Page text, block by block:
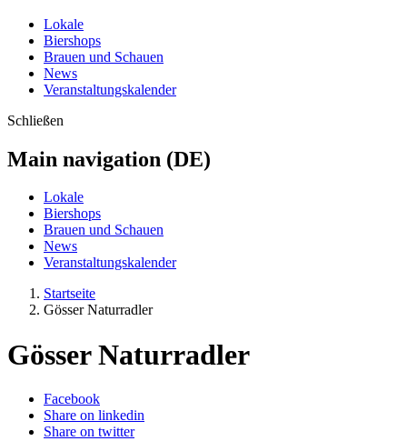
Lokale
Biershops
Brauen und Schauen
News
Veranstaltungskalender
Schließen
Main navigation (DE)
Lokale
Biershops
Brauen und Schauen
News
Veranstaltungskalender
Startseite
Gösser Naturradler
Gösser Naturradler
Facebook
Share on linkedin
Share on twitter